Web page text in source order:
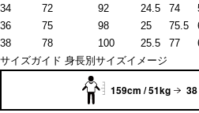
34
72 92 24.5 74
36
75 98 25 75.5
38
78 100 25.5 77
サイズガイド 身長別サイズイメージ
159cm / 51kg 38